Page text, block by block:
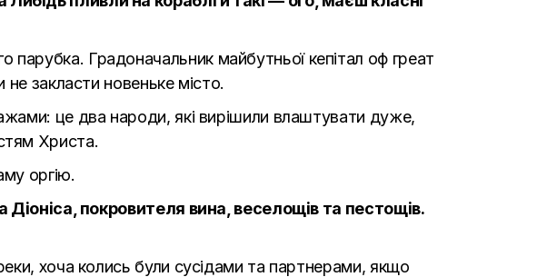
Градоначальник майбутньої кепітал оф греат
закласти новеньке місто.
це два народи, які вирішили влаштувати дуже,
Христа.
оргію.
Діоніса, покровителя вина, веселощів та пестощів.
хоча колись були сусідами та партнерами, якщо